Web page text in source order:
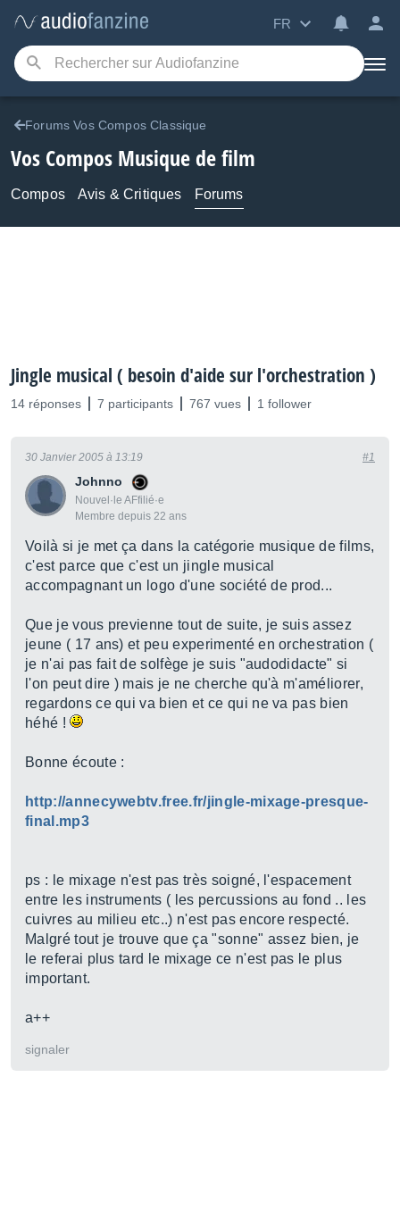
FR
Forums Vos Compos Classique
Vos Compos Musique de film
Compos Avis & Critiques Forums
Jingle musical ( besoin d'aide sur l'orchestration )
14 réponses 7 participants 767 vues 1 follower
Johnno
Nouvel·le AFfilié·e
Membre depuis 22 ans
30 Janvier 2005 à 13:19 #1
Voilà si je met ça dans la catégorie musique de films,
c'est parce que c'est un jingle musical
accompagnant un logo d'une société de prod...
Que je vous previenne tout de suite, je suis assez
jeune ( 17 ans) et peu experimenté en orchestration (
je n'ai pas fait de solfège je suis "audodidacte" si
l'on peut dire ) mais je ne cherche qu'à m'améliorer,
regardons ce qui va bien et ce qui ne va pas bien
héhé !
Bonne écoute :
http://annecywebtv.free.fr/jingle-mixage-presque-
final.mp3
ps : le mixage n'est pas très soigné, l'espacement
entre les instruments ( les percussions au fond .. les
cuivres au milieu etc..) n'est pas encore respecté.
Malgré tout je trouve que ça "sonne" assez bien, je
le referai plus tard le mixage ce n'est pas le plus
important.
a++
signaler